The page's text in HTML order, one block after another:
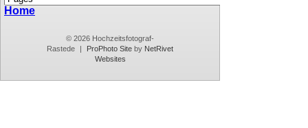
Home
© 2026 Hochzeitsfotograf-
Rastede
| ProPhoto Siteby NetRivet
Websites